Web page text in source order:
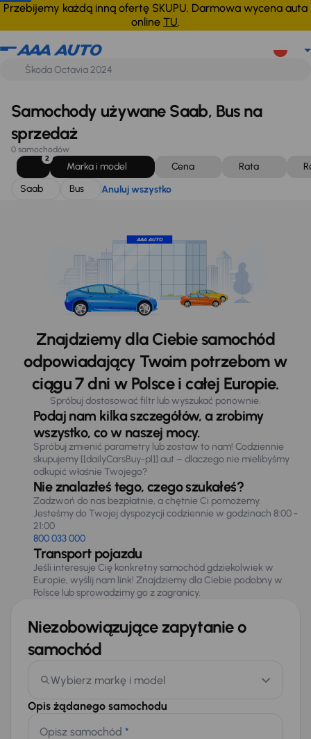
Przebijemy każdą inną ofertę SKUPU. Darmowa wycena auta
online TU.
Saab Bus Anuluj wszystko
Samochody używane Saab, Bus na
sprzedaż
0 samochodów
2
Marka i model Cena Rata
Saab
Bus Anuluj wszystko
Znajdziemy dla Ciebie samochód
odpowiadający Twoim potrzebom w
ciągu 7 dni w Polsce i całej Europie.
Spróbuj dostosować filtr lub wyszukać ponownie.
Podaj nam kilka szczegółów, a zrobimy
wszystko, co w naszej mocy.
Spróbuj zmienić parametry lub zostaw to nam! Codziennie
skupujemy [[dailyCarsBuy-pl]] aut – dlaczego nie mielibyśmy
odkupić właśnie Twojego?
Nie znalazłeś tego, czego szukałeś?
Zadzwoń do nas bezpłatnie, a chętnie Ci pomożemy.
Jesteśmy do Twojej dyspozycji codziennie w godzinach 8:00 -
21:00
800 033 000
Transport pojazdu
Jeśli interesuje Cię konkretny samochód gdziekolwiek w
Europie, wyślij nam link! Znajdziemy dla Ciebie podobny w
Polsce lub sprowadzimy go z zagranicy.
Niezobowiązujące zapytanie o
samochód
Wybierz markę i model
Opis żądanego samochodu
Opisz samochód *